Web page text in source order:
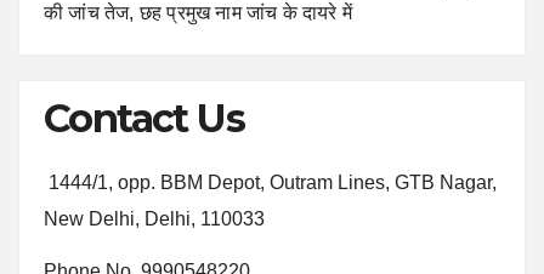
की जांच तेज, छह प्रमुख नाम जांच के दायरे में
Contact Us
1444/1, opp. BBM Depot, Outram Lines, GTB Nagar,
New Delhi, Delhi, 110033